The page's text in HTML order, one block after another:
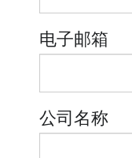
电子邮箱
公司名称